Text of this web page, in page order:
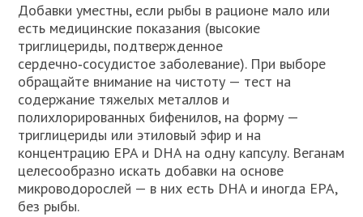
Добавки уместны, если рыбы в рационе мало или
есть медицинские показания (высокие
триглицериды, подтвержденное
сердечно‑сосудистое заболевание). При выборе
обращайте внимание на чистоту — тест на
содержание тяжелых металлов и
полихлорированных бифенилов, на форму —
триглицериды или этиловый эфир и на
концентрацию EPA и DHA на одну капсулу. Веганам
целесообразно искать добавки на основе
микроводорослей — в них есть DHA и иногда EPA,
без рыбы.